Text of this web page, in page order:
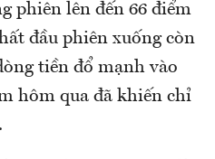
phiên lên đến 66 điểm
đầu phiên xuống còn
tiền đổ mạnh vào
hôm qua đã khiến chỉ